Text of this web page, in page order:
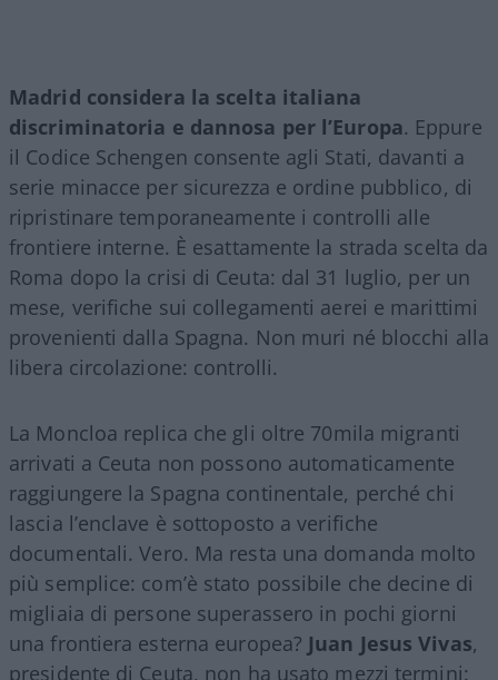
Madrid considera la scelta italiana
discriminatoria e dannosa per l’Europa. Eppure
il Codice Schengen consente agli Stati, davanti a
serie minacce per sicurezza e ordine pubblico, di
ripristinare temporaneamente i controlli alle
frontiere interne. È esattamente la strada scelta da
Roma dopo la crisi di Ceuta: dal 31 luglio, per un
mese, verifiche sui collegamenti aerei e marittimi
provenienti dalla Spagna. Non muri né blocchi alla
libera circolazione: controlli.
La Moncloa replica che gli oltre 70mila migranti
arrivati a Ceuta non possono automaticamente
raggiungere la Spagna continentale, perché chi
lascia l’enclave è sottoposto a verifiche
documentali. Vero. Ma resta una domanda molto
più semplice: com’è stato possibile che decine di
migliaia di persone superassero in pochi giorni
una frontiera esterna europea? Juan Jesus Vivas,
presidente di Ceuta, non ha usato mezzi termini: